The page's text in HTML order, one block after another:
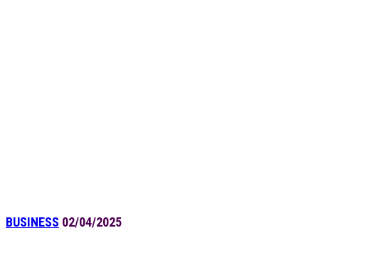
BUSINESS 02/04/2025